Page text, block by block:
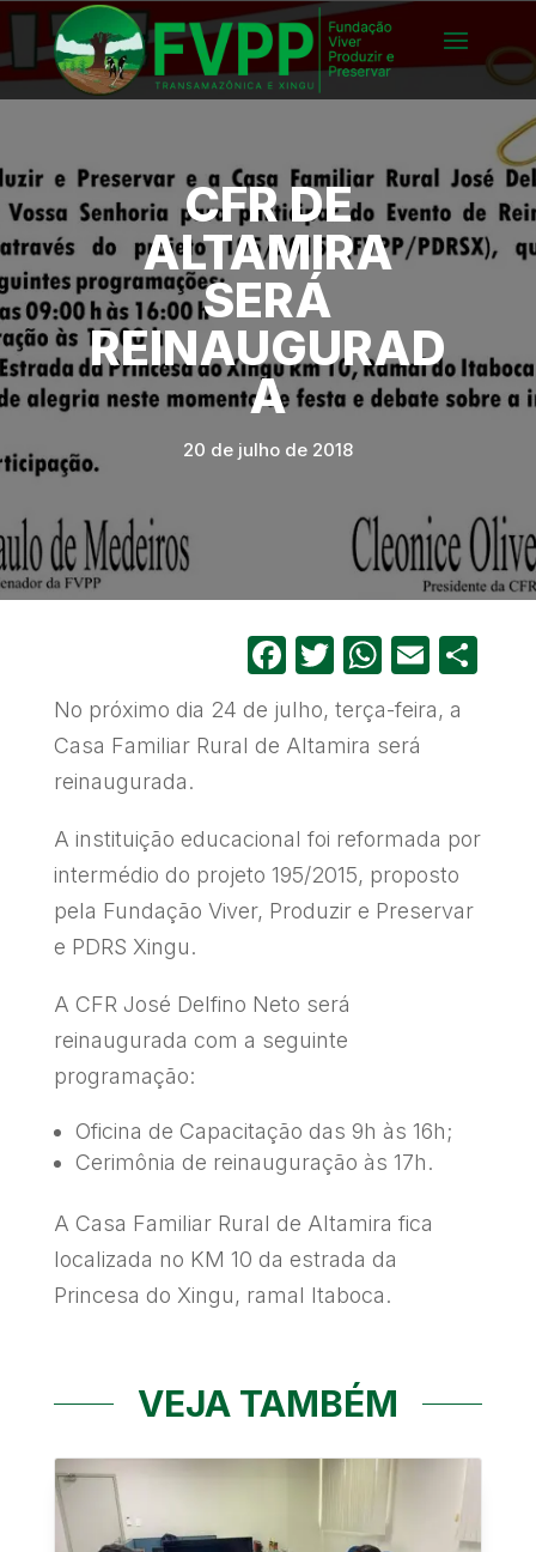
CFR DE
ALTAMIRA
SERÁ
REINAUGURAD
A
20 de julho de 2018
Facebook
TwitterEmail
No próximo dia 24 de julho, terça-feira, a
Casa Familiar Rural de Altamira será
reinaugurada.
A instituição educacional foi reformada por
intermédio do projeto 195/2015, proposto
pela Fundação Viver, Produzir e Preservar
e PDRS Xingu.
A CFR José Delfino Neto será
reinaugurada com a seguinte
programação:
Oficina de Capacitação das 9h às 16h;
Cerimônia de reinauguração às 17h.
A Casa Familiar Rural de Altamira fica
localizada no KM 10 da estrada da
Princesa do Xingu, ramal Itaboca.
VEJA TAMBÉM